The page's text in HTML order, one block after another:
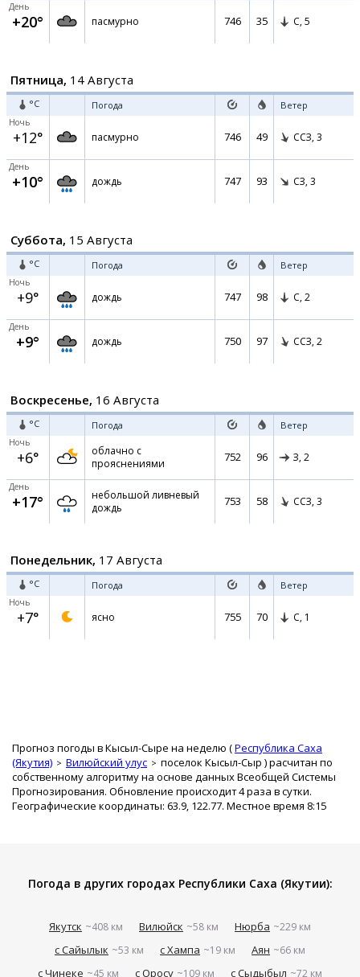
День
+20° пасмурно 746 35 С, 5
Пятница, 14 Августа
°C Погода Ветер
Ночь
+12° пасмурно 746 49 ССЗ, 3
День
+10° дождь 747 93 СЗ, 3
Суббота, 15 Августа
°C Погода Ветер
Ночь
+9° дождь 747 98 С, 2
День
+9° дождь 750 97 ССЗ, 2
Воскресенье, 16 Августа
°C Погода Ветер
Ночь
+6°
облачно с
прояснениями
752 96 З, 2
День
+17°
небольшой ливневый
дождь
753 58 ССЗ, 3
Понедельник, 17 Августа
°C Погода Ветер
Ночь
+7° ясно 755 70 С, 1
Прогноз погоды в Кысыл-Сыре на неделю (Республика Саха
(Якутия)
Вилюйский улус поселок Кысыл-Сыр ) расчитан по
собственному алгоритму на основе данных Всеобщей Системы
Прогнозирования. Обновление происходит 4 раза в сутки.
Географические координаты: 63.9, 122.77. Местное время 8:15
Погода в других городах Республики Саха (Якутии):
Якутск ~408 км Вилюйск ~58 км Нюрба ~229 км
с Сайылык ~53 км с Хампа ~19 км Аян ~66 км
с Чинеке ~45 км с Оросу ~109 км с Сыдыбыл ~72 км